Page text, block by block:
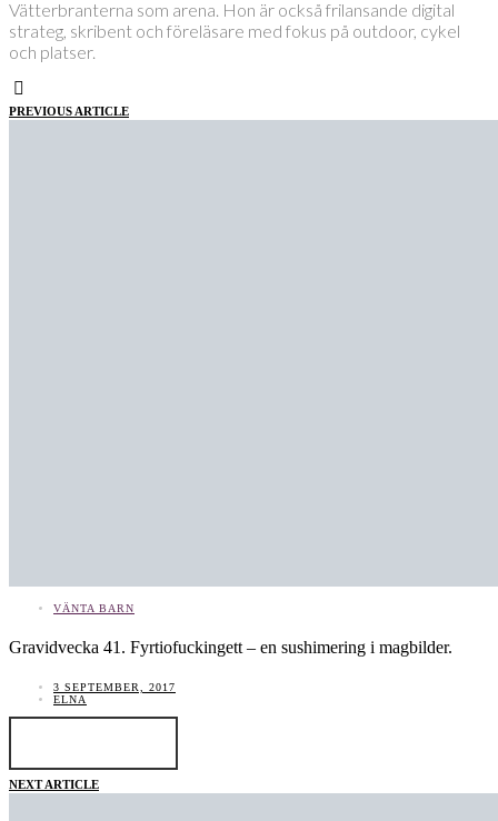
Vätterbranterna som arena. Hon är också frilansande digital
strateg, skribent och föreläsare med fokus på outdoor, cykel
och platser.
PREVIOUS ARTICLE
VÄNTA BARN
Gravidvecka 41. Fyrtiofuckingett – en sushimering i magbilder.
3 SEPTEMBER, 2017
ELNA
NEXT ARTICLE